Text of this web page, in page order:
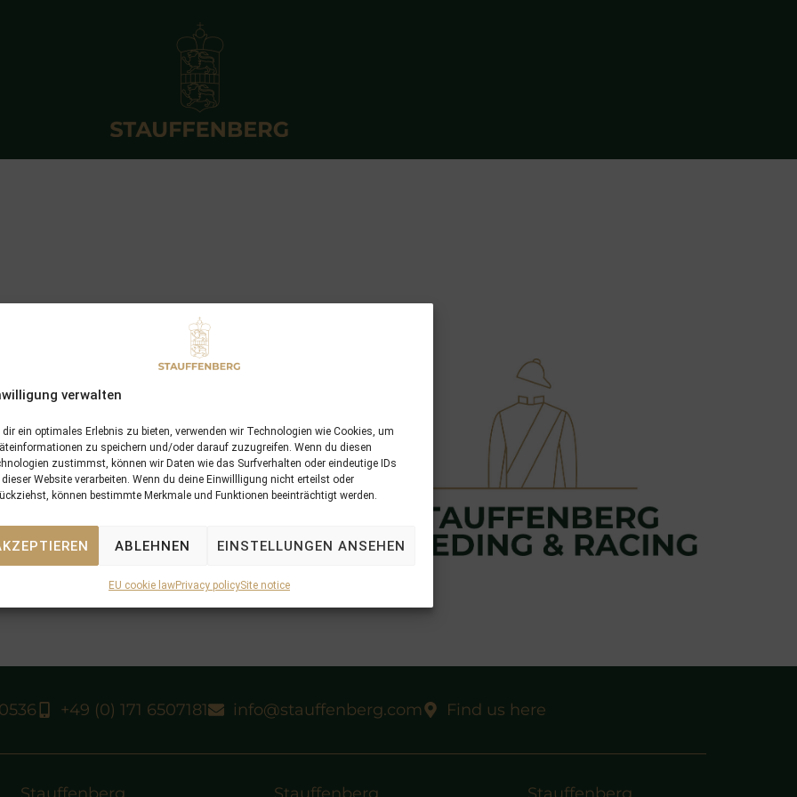
verwalten
dir ein optimales Erlebnis zu bieten, verwenden wir Technologien wie Cookies, um
zu speichern und/oder darauf zuzugreifen. Wenn du diesen
zustimmst, können wir Daten wie das Surfverhalten oder eindeutige IDs
Website verarbeiten. Wenn du deine Einwillligung nicht erteilst oder
können bestimmte Merkmale und Funktionen beeinträchtigt werden.
ABLEHNEN EINSTELLUNGEN ANSEHEN
EU cookie lawPrivacy policySite notice
+49 (0) 171 6507181 info@stauffenberg.com Find us here